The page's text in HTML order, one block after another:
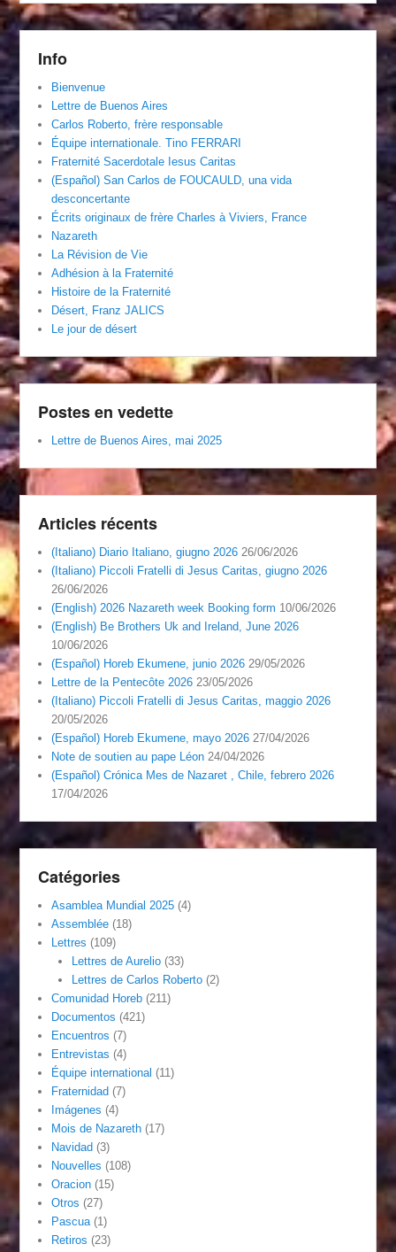
Info
Bienvenue
Lettre de Buenos Aires
Carlos Roberto, frère responsable
Équipe internationale. Tino FERRARI
Fraternité Sacerdotale Iesus Caritas
(Español) San Carlos de FOUCAULD, una vida
desconcertante
Écrits originaux de frère Charles à Viviers, France
Nazareth
La Révision de Vie
Adhésion à la Fraternité
Histoire de la Fraternité
Désert, Franz JALICS
Le jour de désert
Postes en vedette
Lettre de Buenos Aires, mai 2025
Articles récents
(Italiano) Diario Italiano, giugno 2026 26/06/2026
(Italiano) Piccoli Fratelli di Jesus Caritas, giugno 2026
26/06/2026
(English) 2026 Nazareth week Booking form 10/06/2026
(English) Be Brothers Uk and Ireland, June 2026
10/06/2026
(Español) Horeb Ekumene, junio 2026 29/05/2026
Lettre de la Pentecôte 2026 23/05/2026
(Italiano) Piccoli Fratelli di Jesus Caritas, maggio 2026
20/05/2026
(Español) Horeb Ekumene, mayo 2026 27/04/2026
Note de soutien au pape Léon 24/04/2026
(Español) Crónica Mes de Nazaret , Chile, febrero 2026
17/04/2026
Catégories
Asamblea Mundial 2025 (4)
Assemblée (18)
Lettres (109)
Lettres de Aurelio(33)
Lettres de Carlos Roberto(2)
Comunidad Horeb (211)
Documentos (421)
Encuentros (7)
Entrevistas (4)
Équipe international (11)
Fraternidad (7)
Imágenes (4)
Mois de Nazareth (17)
Navidad (3)
Nouvelles (108)
Oracion (15)
Otros (27)
Pascua(1)
Retiros (23)